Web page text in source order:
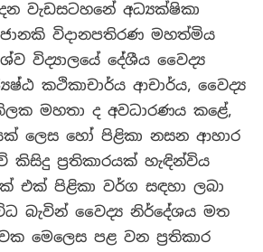
වැඩසටහනේ අධ්‍යක්ෂිකා
විදානපතිරණ මහත්මිය
විද්‍යාලයේ දේශීය වෛද්‍ය
කථිකාචාර්ය ආචාර්ය, වෛද්‍ය
මහතා ද අවධාරණය කළේ,
ලෙස හෝ පිළිකා නසන ආහාර
කිසිදු ප්‍රතිකාරයක් හැඳින්විය
එක් පිළිකා වර්ග සඳහා ලබා
බැවින් වෛද්‍ය නිර්දේශය මත
මෙලෙස පළ වන ප්‍රතිකාර